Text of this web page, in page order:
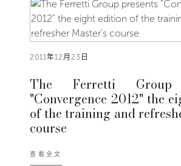
2011年12月23日
The Ferretti Group
"Convergence 2012" the
of the training and
course
查看全文